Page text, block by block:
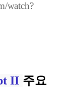
watch?
II 주요